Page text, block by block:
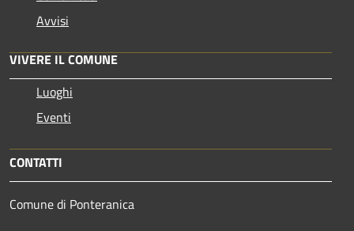
Avvisi
VIVERE IL COMUNE
Luoghi
Eventi
CONTATTI
Comune di Ponteranica